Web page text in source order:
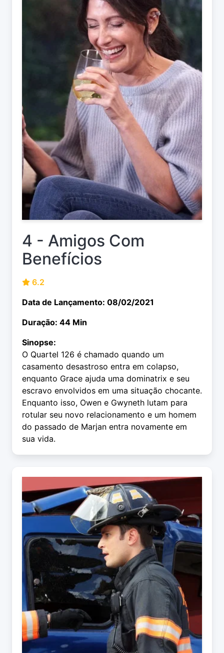
4 - Amigos Com
Benefícios
6.2
Data de Lançamento: 08/02/2021
Duração: 44 Min
Sinopse:
O Quartel 126 é chamado quando um
casamento desastroso entra em colapso,
enquanto Grace ajuda uma dominatrix e seu
escravo envolvidos em uma situação chocante.
Enquanto isso, Owen e Gwyneth lutam para
rotular seu novo relacionamento e um homem
do passado de Marjan entra novamente em
sua vida.